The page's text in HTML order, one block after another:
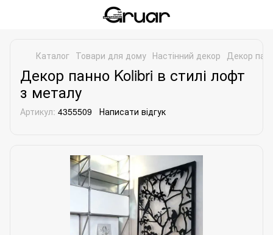
Каталог Товари для дому Настінний декор Декор
Декор панно Kolibri в стилі лофт
з металу
Артикул: 4355509 Написати відгук